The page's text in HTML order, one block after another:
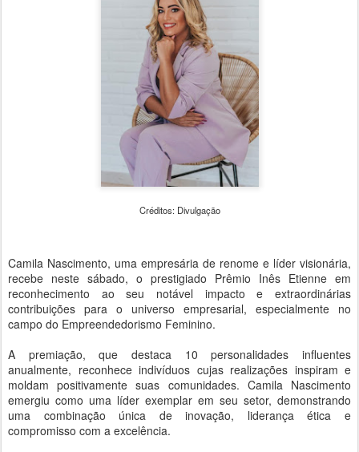
Créditos: Divulgação
Camila Nascimento, uma empresária de renome e líder visionária,
recebe neste sábado, o prestigiado Prêmio Inês Etienne em
reconhecimento ao seu notável impacto e extraordinárias
contribuições para o universo empresarial, especialmente no
campo do Empreendedorismo Feminino.
A premiação, que destaca 10 personalidades influentes
anualmente, reconhece indivíduos cujas realizações inspiram e
moldam positivamente suas comunidades. Camila Nascimento
emergiu como uma líder exemplar em seu setor, demonstrando
uma combinação única de inovação, liderança ética e
compromisso com a excelência.